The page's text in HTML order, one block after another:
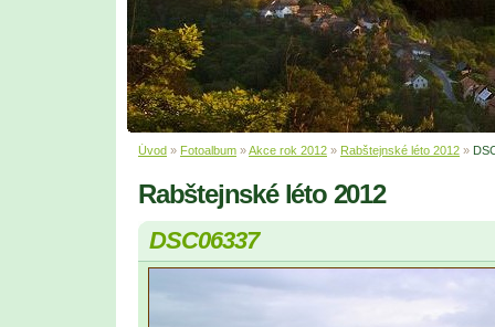
Úvod » Fotoalbum »Akce rok 2012 » Rabštejnské léto 2012 »
Rabštejnské léto 2012
DSC06337